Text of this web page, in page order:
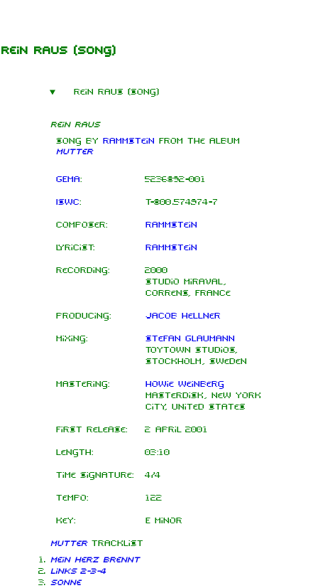
Rein raus (song)
Rein raus (song)
Rein raus
Song by Rammstein from the album
Mutter
GEMA: 5236892-001
ISWC: T-800.574.974-7
Composer: Rammstein
Lyricist: Rammstein
Recording:
2000
Studio Miraval,
Correns, France
Producing: Jacob Hellner
Mixing:
Stefan Glaumann
Toytown Studios,
Stockholm, Sweden
Mastering:
Howie Weinberg
Masterdisk, New York
City, United States
First release: 2 April 2001
Length: 03:10
Time signature: 4/4
Tempo: 122
Key: E minor
Muttertracklist
Mein Herz brennt
Links 2-3-4
Sonne